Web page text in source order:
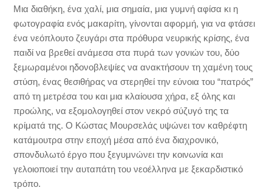
Μια διαθήκη, ένα χαλί, μια σημαία, μια γυμνή αφίσα κι η
φωτογραφία ενός μακαρίτη, γίνονται αφορμή, για να φτάσει
ένα νεόπλουτο ζευγάρι στα πρόθυρα νευρικής κρίσης, ένα
παιδί να βρεθεί ανάμεσα στα πυρά των γονιών του, δύο
ξεμωραμένοι ηδονοβλεψίες να ανακτήσουν τη χαμένη τους
στύση, ένας θεσιθήρας να στερηθεί την εύνοια του “πατρός”
από τη μετρέσα του και μια κλαίουσα χήρα, εξ όλης και
προώλης, να εξομολογηθεί στον νεκρό σύζυγό της τα
κρίματά της. Ο Κώστας Μουρσελάς υψώνει τον καθρέφτη
κατάμουτρα στην εποχή μέσα από ένα διαχρονικό,
σπονδυλωτό έργο που ξεγυμνώνει την κοινωνία και
γελοιοποιεί την αυταπάτη του νεοέλληνα με ξεκαρδιστικό
τρόπο.